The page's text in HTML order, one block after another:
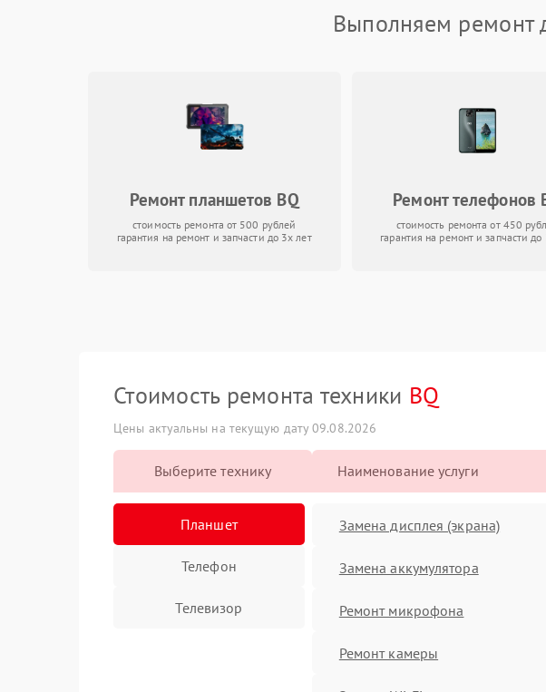
Выполняем ремонт
Ремонт планшетов BQ
стоимость ремонта от 500 рублей
гарантия на ремонт и запчасти до 3х лет
Ремонт телефонов
стоимость ремонта от 450
гарантия на ремонт и запчасти до
Стоимость ремонта техники BQ
Цены актуальны на текущую дату 09.08.2026
Выберите технику
Планшет
Телефон
Телевизор
Наименование услуги
Замена дисплея (экрана)
Замена аккумулятора
Ремонт микрофона
Ремонт камеры